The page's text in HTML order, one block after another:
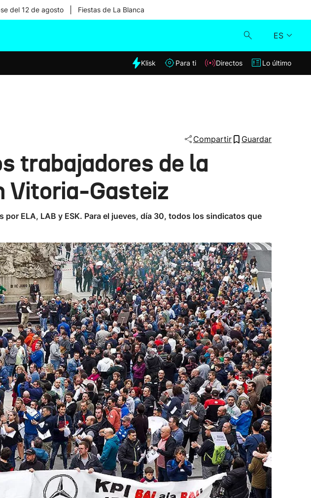
del 12 de agosto Fiestas de La Blanca
ES
Klisk
Klisk Para ti Directos Lo último
Compartir Guardar
trabajadores de la
Vitoria-Gasteiz
ELA, LAB y ESK. Para el jueves, día 30, todos los sindicatos que